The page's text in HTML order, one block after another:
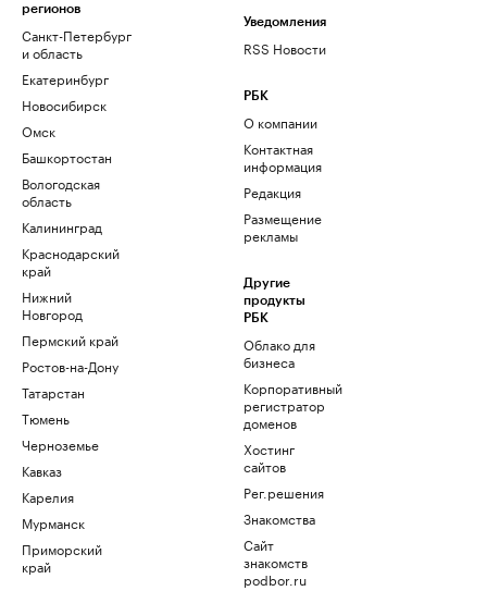
регионов
Санкт-Петербург
и область
Екатеринбург
Новосибирск
Омск
Башкортостан
Вологодская
область
Калининград
Краснодарский
край
Нижний
Новгород
Пермский край
Ростов-на-Дону
Татарстан
Тюмень
Черноземье
Кавказ
Карелия
Мурманск
Приморский
край
Уведомления
RSS Новости
РБК
О компании
Контактная
информация
Редакция
Размещение
рекламы
Другие
продукты
РБК
Облако для
бизнеса
Корпоративный
регистратор
доменов
Хостинг
сайтов
Рег.решения
Знакомства
Сайт
знакомств
podbor.ru